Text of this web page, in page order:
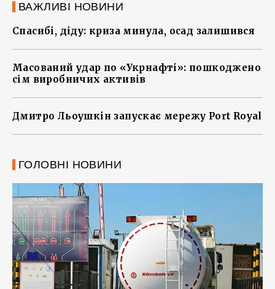
ВАЖЛИВІ НОВИНИ
Спасибі, діду: криза минула, осад залишився
Масований удар по «Укрнафті»: пошкоджено
сім виробничих активів
Дмитро Льоушкін запускає мережу Port Royal
ГОЛОВНІ НОВИНИ